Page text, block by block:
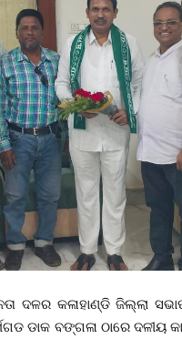
ଦଳର କଳାହାଣ୍ଡି ଜିଲ୍ଲା
ଡାକ ବଙ୍ଗଳା ଠାରେ ଦଳୀୟ